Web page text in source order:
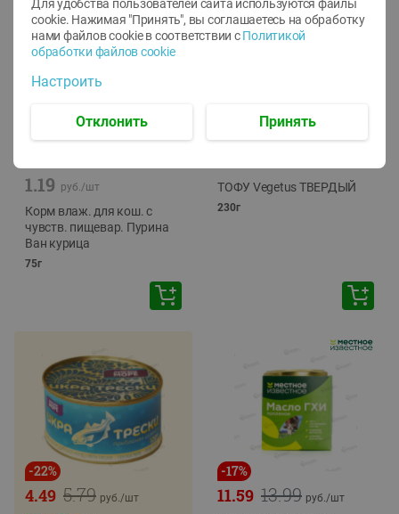
-12%
1.19 руб./шт
Корм влаж. для кош. с
чувств. пищевар. Пурина
Ван курица
75г
-24%
ТОФУ Vegetus ТВЕРДЫЙ
230г
-22%
5.79
4.49 руб./шт
-17%
13.99
11.59 руб./шт
Для удобства пользователей сайта используются файлы
cookie. Нажимая "Принять", вы соглашаетесь на обработку
нами файлов cookie в соответствии с Политикой
обработки файлов cookie
Настроить
Отклонить Принять